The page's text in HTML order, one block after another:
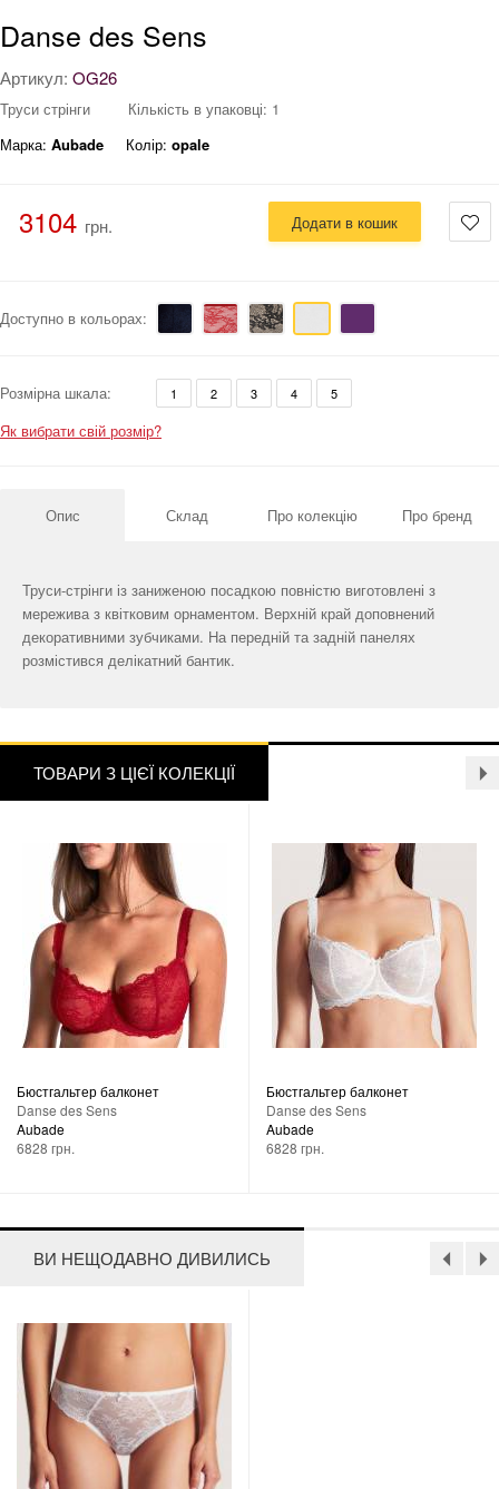
Danse des Sens
Артикул: OG26
Труси стрінги
Кількість в упаковці: 1
Марка: Aubade Колір: opale
3104 грн. Додати в кошик
Доступно в кольорах:
Розмірна шкала: 1 2 3 4 5
Як вибрати свій розмір?
Опис Склад Про колекцію Про бренд
Труси-стрінги із заниженою посадкою повністю виготовлені з
мережива з квітковим орнаментом. Верхній край доповнений
декоративними зубчиками. На передній та задній панелях
розмістився делікатний бантик.
ТОВАРИ З ЦІЄЇ КОЛЕКЦІЇ
Бюстгальтер балконет
Danse des Sens
Aubade
6828 грн.
Бюстгальтер балконет
Danse des Sens
Aubade
6828 грн.
ВИ НЕЩОДАВНО ДИВИЛИСЬ